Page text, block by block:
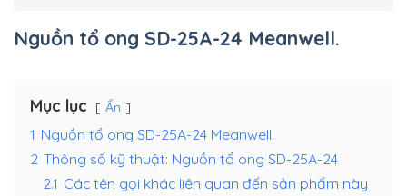
Nguồn tổ ong SD-25A-24 Meanwell.
Mục lục Ẩn
1 Nguồn tổ ong SD-25A-24 Meanwell.
2 Thông số kỹ thuật: Nguồn tổ ong SD-25A-24
2.1 Các tên gọi khác liên quan đến sản phẩm này